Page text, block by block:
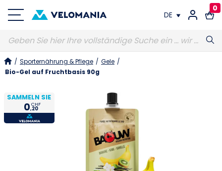
DE
FR
0
/ Sporternährung & Pflege / Gele /
Bio-Gel auf Fruchtbasis 90g
SAMMELN SIE
0,20
CHF